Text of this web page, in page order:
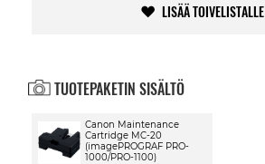
LISÄÄ TOIVELISTALLE
TUOTEPAKETIN SISÄLTÖ
Canon Maintenance
Cartridge MC-20
(imagePROGRAF PRO-
1000/PRO-1100)